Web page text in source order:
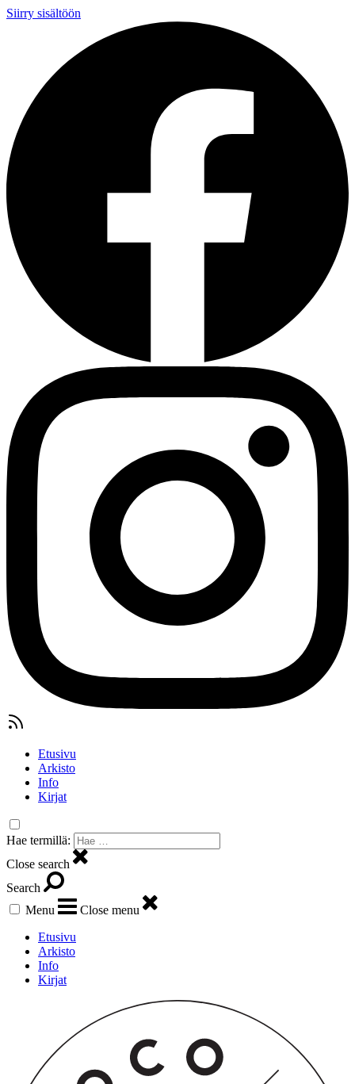
Siirry sisältöön
Etusivu
Arkisto
Info
Kirjat
Hae termillä:
Close search
Search
Menu
Close menu
Etusivu
Arkisto
Info
Kirjat